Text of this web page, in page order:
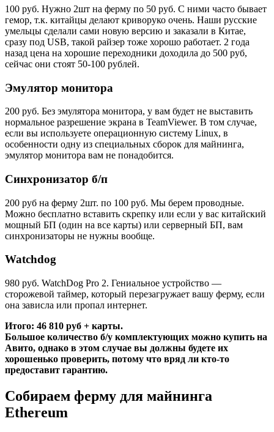
100 руб. Нужно 2шт на ферму по 50 руб. С ними часто бывает
гемор, т.к. китайцы делают криворуко очень. Наши русские
умельцы сделали сами новую версию и заказали в Китае,
сразу под USB, такой райзер тоже хорошо работает. 2 года
назад цена на хорошие переходники доходила до 500 руб,
сейчас они стоят 50-100 рублей.
Эмулятор монитора
200 руб. Без эмулятора монитора, у вам будет не выставить
нормальное разрешение экрана в TeamViewer. В том случае,
если вы используете операционную систему Linux, в
особенности одну из специальных сборок для майнинга,
эмулятор монитора вам не понадобится.
Синхронизатор б/п
200 руб на ферму 2шт. по 100 руб. Мы берем проводные.
Можно бесплатно вставить скрепку или если у вас китайский
мощный БП (один на все карты) или серверный БП, вам
синхронизаторы не нужны вообще.
Watchdog
980 руб. WatchDog Pro 2. Гениальное устройство —
сторожевой таймер, который перезагружает вашу ферму, если
она зависла или пропал интернет.
Итого: 46 810 руб + карты.
Большое количество б/у комплектующих можно купить на
Авито, однако в этом случае вы должны будете их
хорошенько проверить, потому что вряд ли кто-то
предоставит гарантию.
Собираем ферму для майнинга
Ethereum